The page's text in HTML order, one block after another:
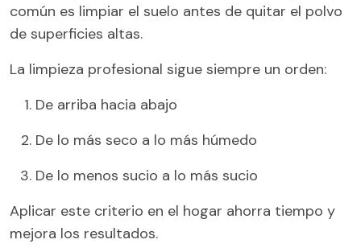
común es limpiar el suelo antes de quitar el polvo
de superficies altas.
La limpieza profesional sigue siempre un orden:
De arriba hacia abajo
De lo más seco a lo más húmedo
De lo menos sucio a lo más sucio
Aplicar este criterio en el hogar ahorra tiempo y
mejora los resultados.